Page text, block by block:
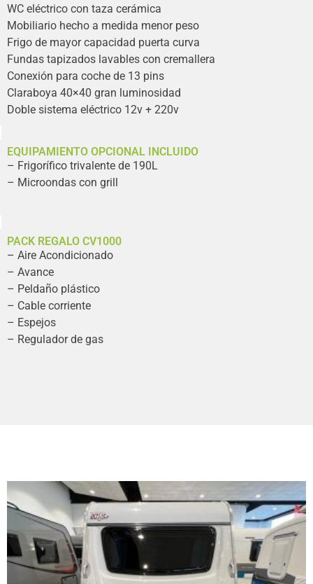
WC eléctrico con taza cerámica
Mobiliario hecho a medida menor peso
Frigo de mayor capacidad puerta curva
Fundas tapizados lavables con cremallera
Conexión para coche de 13 pins
Claraboya 40×40 gran luminosidad
Doble sistema eléctrico 12v + 220v
EQUIPAMIENTO OPCIONAL INCLUIDO
– Frigorífico trivalente de 190L
– Microondas con grill
PACK REGALO CV1000
– Aire Acondicionado
– Avance
– Peldaño plástico
– Cable corriente
– Espejos
– Regulador de gas